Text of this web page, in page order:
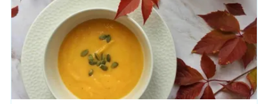
бойтесь экспериментировать!